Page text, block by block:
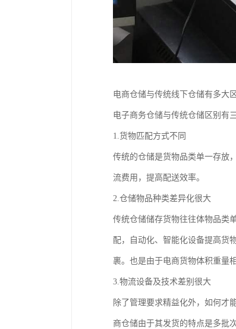
电商仓储与传统线下仓储有多大
电子商务仓储与传统仓储区别有
1.货物匹配方式不同
传统的仓储是货物品类单一存放
流费用，提高配送效率。
2.仓储物品种类差异化很大
传统仓储储存货物往往体物品类
配，自动化、智能化设备提高货
裹。也是由于电商货物体积重量
3.物流设备及技术差别很大
除了管理要求精益化外，如何才
商仓储由于其发货的特点是多批